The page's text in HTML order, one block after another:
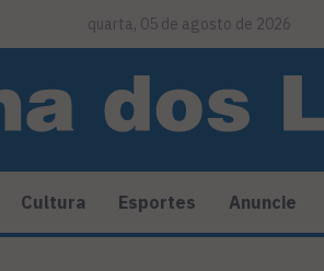
quarta, 05 de agosto de 2026
Cultura Esportes Anuncie